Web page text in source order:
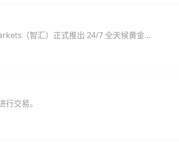
（智汇）正式推出 24/7 全天候黄金
支持软件及交易细则。
交易。